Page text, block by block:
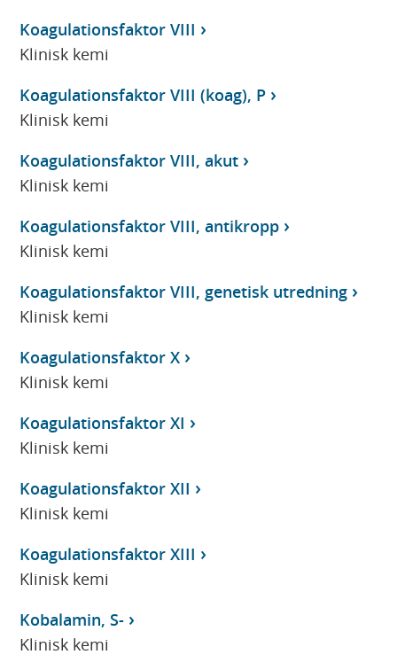
Koagulationsfaktor VIII
Klinisk kemi
Koagulationsfaktor VIII (koag), P
Klinisk kemi
Koagulationsfaktor VIII, akut
Klinisk kemi
Koagulationsfaktor VIII, antikropp
Klinisk kemi
Koagulationsfaktor VIII, genetisk utredning
Klinisk kemi
Koagulationsfaktor X
Klinisk kemi
Koagulationsfaktor XI
Klinisk kemi
Koagulationsfaktor XII
Klinisk kemi
Koagulationsfaktor XIII
Klinisk kemi
Kobalamin, S-
Klinisk kemi